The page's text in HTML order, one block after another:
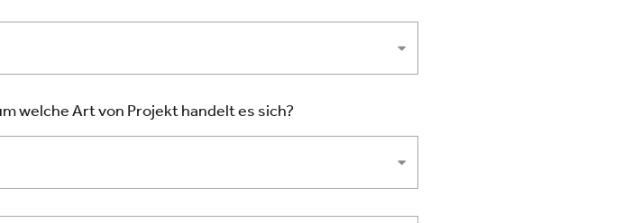
welche Art von Projekt handelt es sich?